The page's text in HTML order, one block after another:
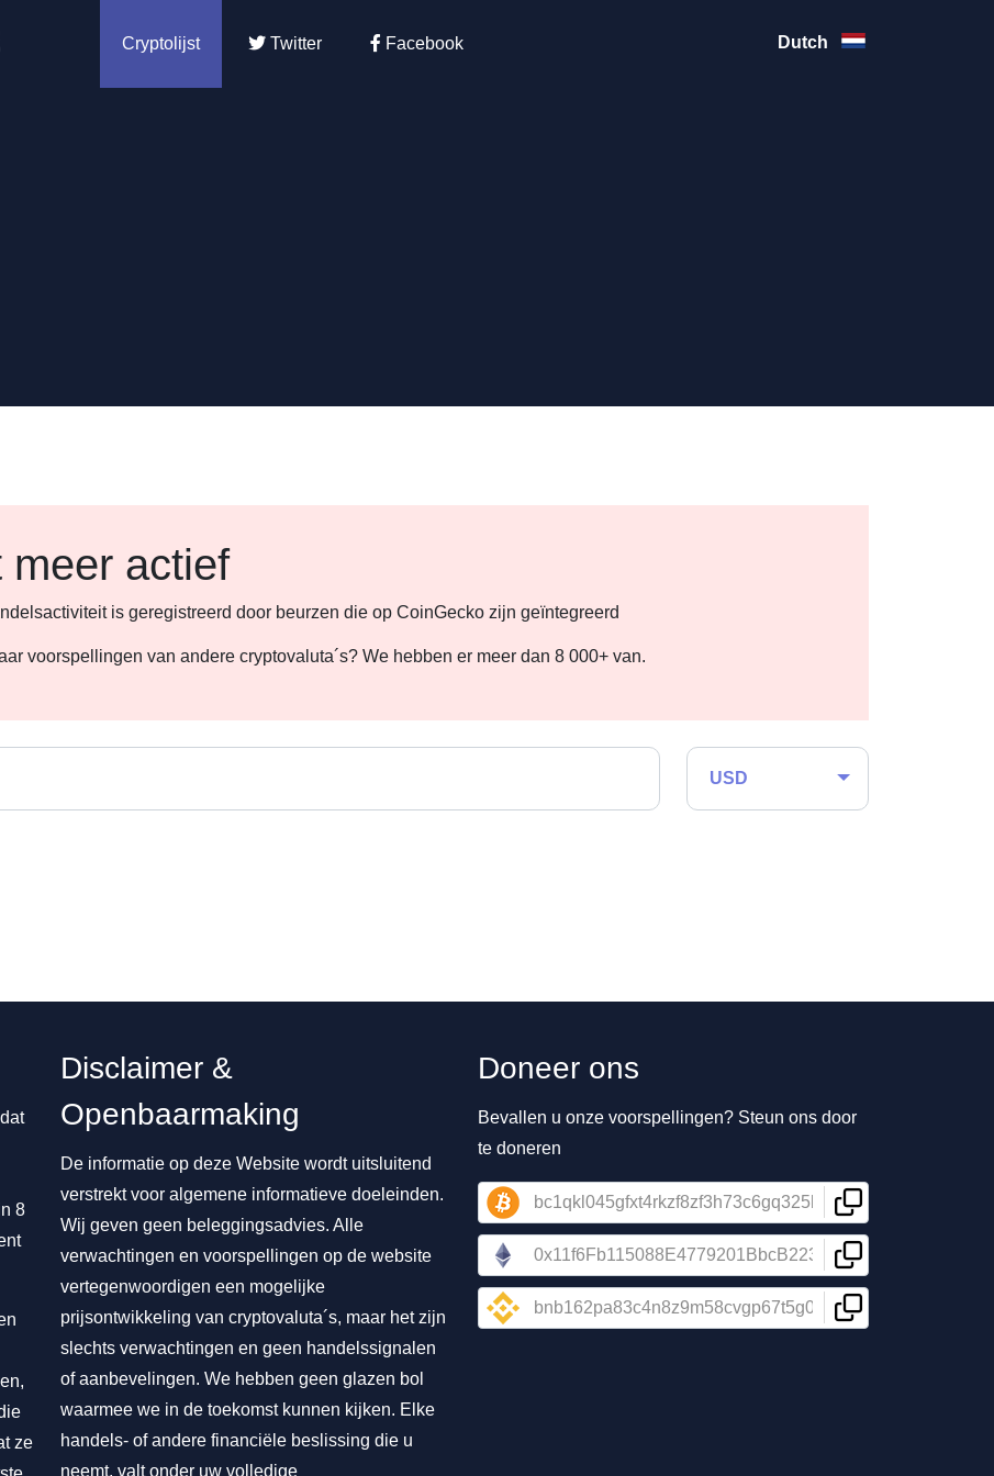
Cryptolijst Twitter Facebook Dutch
meer actief
is geregistreerd door beurzen die op CoinGecko zijn geïntegreerd
voorspellingen van andere cryptovaluta´s? We hebben er meer dan 8 000+ van.
USD
8
ze
Disclaimer &
Openbaarmaking
De informatie op deze Website wordt uitsluitend
verstrekt voor algemene informatieve doeleinden.
Wij geven geen beleggingsadvies. Alle
verwachtingen en voorspellingen op de website
vertegenwoordigen een mogelijke
prijsontwikkeling van cryptovaluta´s, maar het zijn
slechts verwachtingen en geen handelssignalen
of aanbevelingen. We hebben geen glazen bol
waarmee we in de toekomst kunnen kijken. Elke
handels- of andere financiële beslissing die u
neemt, valt onder uw volledige
Doneer ons
Bevallen u onze voorspellingen? Steun ons door
te doneren